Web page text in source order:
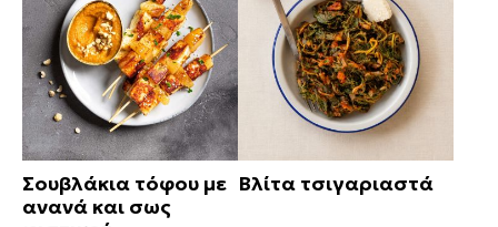
Σουβλάκια τόφου με
ανανά και σως
Βλίτα τσιγαριαστά